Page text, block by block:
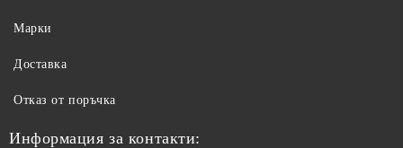
Марки
Доставка
Отказ от поръчка
Информация за контакти: